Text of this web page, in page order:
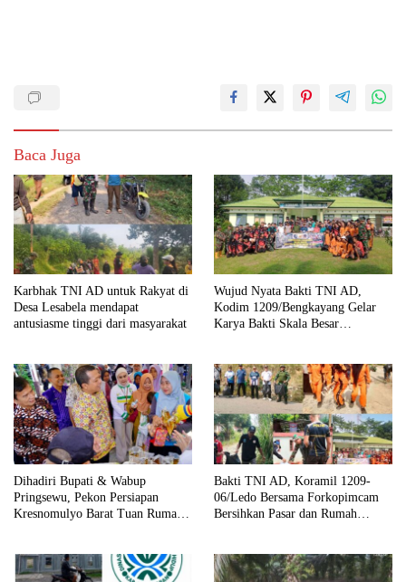
Baca Juga
Karbhak TNI AD untuk Rakyat di
Desa Lesabela mendapat
antusiasme tinggi dari masyarakat
Wujud Nyata Bakti TNI AD,
Kodim 1209/Bengkayang Gelar
Karya Bakti Skala Besar
Dihadiri Bupati & Wabup
Pringsewu, Pekon Persiapan
Kresnomulyo Barat Tuan Rumah
Bakti TNI AD, Koramil 1209-
06/Ledo Bersama Forkopimcam
Bersihkan Pasar dan Rumah